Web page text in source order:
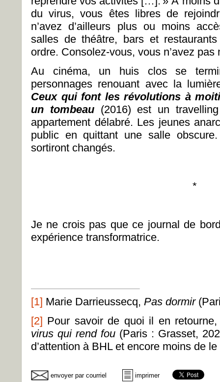
du virus, vous êtes libres de
n’avez d’ailleurs plus ou moins
salles de théâtre, bars et
ordre. Consolez-vous, vous n’avez
Au cinéma, un huis clos se
personnages renouant avec la
Ceux qui font les révolutions à
un tombeau (2016) est un
appartement délabré. Les jeunes
public en quittant une salle
sortiront changés.
*
Je ne crois pas que ce journal de
expérience transformatrice.
[1] Marie Darrieussecq, Pas dormir
[2] Pour savoir de quoi il en
virus qui rend fou (Paris : Grasset,
d’attention à BHL et encore moins de le
envoyer par courriel imprimer